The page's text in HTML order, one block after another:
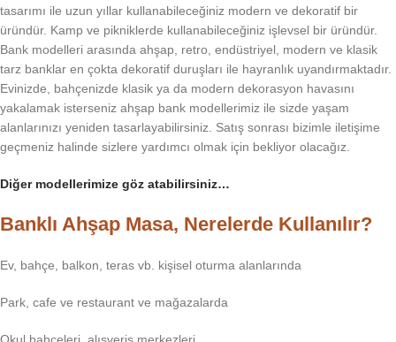
tasarımı ile uzun yıllar kullanabileceğiniz modern ve dekoratif bir
üründür. Kamp ve pikniklerde kullanabileceğiniz işlevsel bir üründür.
Bank modelleri arasında ahşap, retro, endüstriyel, modern ve klasik
tarz banklar en çokta dekoratif duruşları ile hayranlık uyandırmaktadır.
Evinizde, bahçenizde klasik ya da modern dekorasyon havasını
yakalamak isterseniz ahşap bank modellerimiz ile sizde yaşam
alanlarınızı yeniden tasarlayabilirsiniz. Satış sonrası bizimle iletişime
geçmeniz halinde sizlere yardımcı olmak için bekliyor olacağız.
Diğer modellerimize göz atabilirsiniz…
Banklı Ahşap Masa, Nerelerde Kullanılır?
Ev, bahçe, balkon, teras vb. kişisel oturma alanlarında
Park, cafe ve restaurant ve mağazalarda